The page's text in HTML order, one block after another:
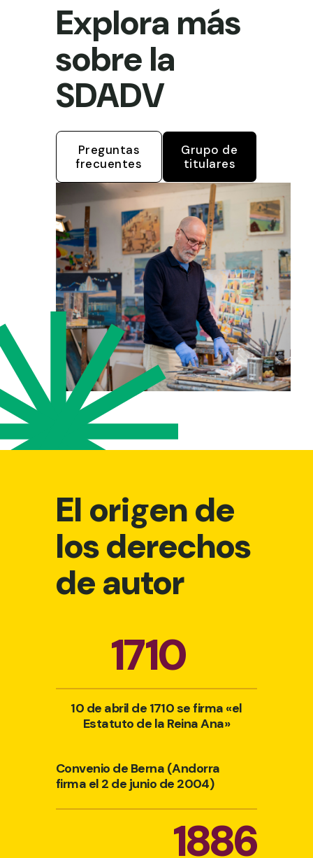
Explora más
sobre la
SDADV
Preguntas
frecuentes
Grupo de
titulares
El origen de
los derechos
de autor
1710
10 de abril de 1710 se firma «el
Estatuto de la Reina Ana»
Convenio de Berna (Andorra
firma el 2 de junio de 2004)
1886